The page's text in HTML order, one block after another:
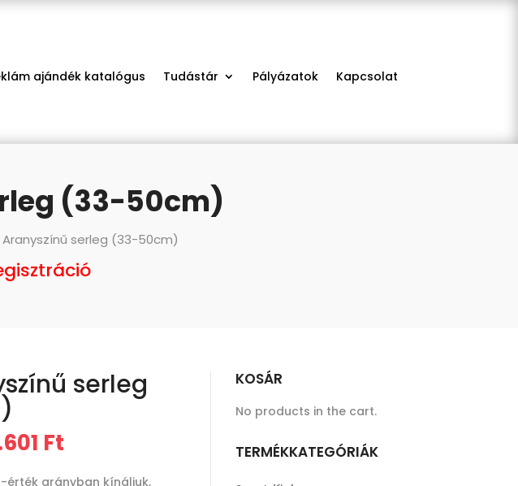
ajándék katalógus Tudástár Pályázatok Kapcsolat
(33-50cm)
Aranyszínű serleg (33-50cm)
serleg
Ft
érték arányban kínáljuk,
KOSÁR
No products in the cart.
TERMÉKKATEGÓRIÁK